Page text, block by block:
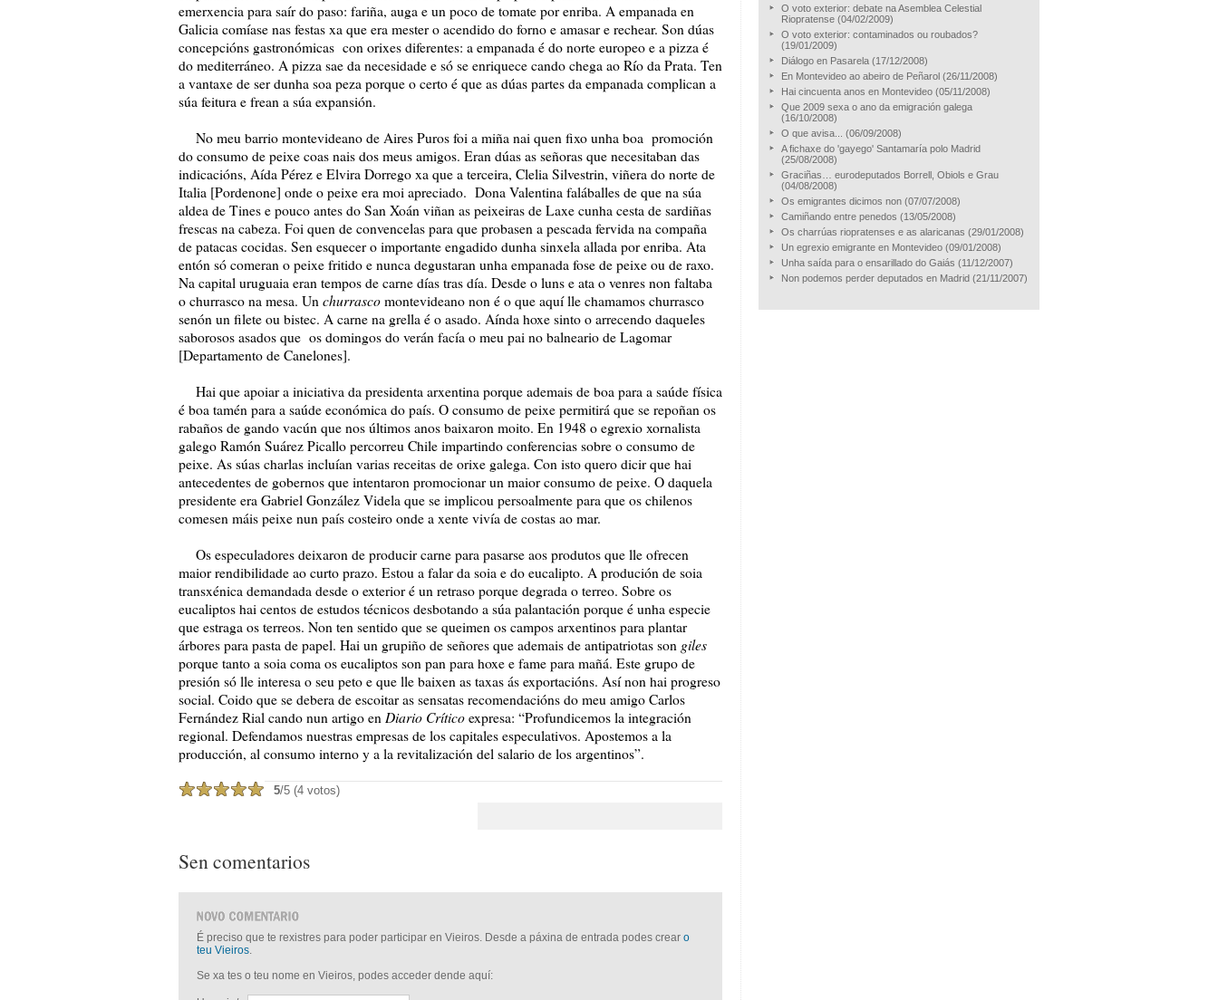
emerxencia para saír do paso: fariña, auga e un poco de tomate por enriba. A empanada en
Galicia comíase nas festas xa que era mester o acendido do forno e amasar e rechear. Son dúas
concepcións gastronómicas con orixes diferentes: a empanada é do norte europeo e a pizza é
do mediterráneo. A pizza sae da necesidade e só se enriquece cando chega ao Río da Prata. Ten
a vantaxe de ser dunha soa peza porque o certo é que as dúas partes da empanada complican a
súa feitura e frean a súa expansión.
No meu barrio montevideano de Aires Puros foi a miña nai quen fixo unha boa promoción
do consumo de peixe coas nais dos meus amigos. Eran dúas as señoras que necesitaban das
indicacións, Aída Pérez e Elvira Dorrego xa que a terceira, Clelia Silvestrin, viñera do norte de
Italia [Pordenone] onde o peixe era moi apreciado. Dona Valentina faláballes de que na súa
aldea de Tines e pouco antes do San Xoán viñan as peixeiras de Laxe cunha cesta de sardiñas
frescas na cabeza. Foi quen de convencelas para que probasen a pescada fervida na compaña
de patacas cocidas. Sen esquecer o importante engadido dunha sinxela allada por enriba. Ata
entón só comeran o peixe fritido e nunca degustaran unha empanada fose de peixe ou de raxo.
Na capital uruguaia eran tempos de carne días tras día. Desde o luns e ata o venres non faltaba
o churrasco na mesa. Un churrasco montevideano non é o que aquí lle chamamos churrasco
senón un filete ou bistec. A carne na grella é o asado. Aínda hoxe sinto o arrecendo daqueles
saborosos asados que os domingos do verán facía o meu pai no balneario de Lagomar
[Departamento de Canelones].
Hai que apoiar a iniciativa da presidenta arxentina porque ademais de boa para a saúde física
é boa tamén para a saúde económica do país. O consumo de peixe permitirá que se repoñan os
rabaños de gando vacún que nos últimos anos baixaron moito. En 1948 o egrexio xornalista
galego Ramón Suárez Picallo percorreu Chile impartindo conferencias sobre o consumo de
peixe. As súas charlas incluían varias receitas de orixe galega. Con isto quero dicir que hai
antecedentes de gobernos que intentaron promocionar un maior consumo de peixe. O daquela
presidente era Gabriel González Videla que se implicou persoalmente para que os chilenos
comesen máis peixe nun país costeiro onde a xente vivía de costas ao mar.
Os especuladores deixaron de producir carne para pasarse aos produtos que lle ofrecen
maior rendibilidade ao curto prazo. Estou a falar da soia e do eucalipto. A produción de soia
transxénica demandada desde o exterior é un retraso porque degrada o terreo. Sobre os
eucaliptos hai centos de estudos técnicos desbotando a súa palantación porque é unha especie
que estraga os terreos. Non ten sentido que se queimen os campos arxentinos para plantar
árbores para pasta de papel. Hai un grupiño de señores que ademais de antipatriotas son giles
porque tanto a soia coma os eucaliptos son pan para hoxe e fame para mañá. Este grupo de
presión só lle interesa o seu peto e que lle baixen as taxas ás exportacións. Así non hai progreso
social. Coido que se debera de escoitar as sensatas recomendacións do meu amigo Carlos
Fernández Rial cando nun artigo en Diario Crítico expresa: “Profundicemos la integración
regional. Defendamos nuestras empresas de los capitales especulativos. Apostemos a la
producción, al consumo interno y a la revitalización del salario de los argentinos”.
5/5 (4 votos)
Sen comentarios
É preciso que te rexistres para poder participar en Vieiros. Desde a páxina de entrada podes crear o
teu Vieiros.
Se xa tes o teu nome en Vieiros, podes acceder dende aquí:
O voto exterior: debate na Asemblea Celestial
Riopratense (04/02/2009)
O voto exterior: contaminados ou roubados?
(19/01/2009)
Diálogo en Pasarela (17/12/2008)
En Montevideo ao abeiro de Peñarol (26/11/2008)
Hai cincuenta anos en Montevideo (05/11/2008)
Que 2009 sexa o ano da emigración galega
(16/10/2008)
O que avisa...
(06/09/2008)
A fichaxe do 'gayego' Santamaría polo Madrid
(25/08/2008)
Graciñas… eurodeputados Borrell, Obiols e Grau
(04/08/2008)
Os emigrantes dicimos non (07/07/2008)
Camiñando entre penedos (13/05/2008)
Os charrúas riopratenses e as alaricanas (29/01/2008)
Un egrexio emigrante en Montevideo (09/01/2008)
Unha saída para o ensarillado do Gaiás (11/12/2007)
Non podemos perder deputados en Madrid (21/11/2007)